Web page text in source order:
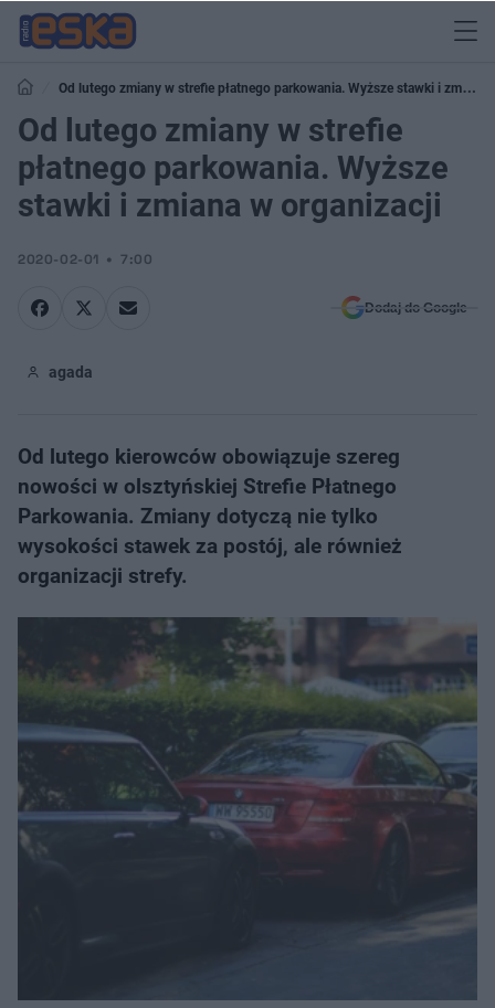
Od lutego zmiany w strefie płatnego parkowania. Wyższe stawki i zmiana
w organizacji
Od lutego zmiany w strefie
płatnego parkowania. Wyższe
stawki i zmiana w organizacji
2020-02-01 7:00
Dodaj do Google
agada
Od lutego kierowców obowiązuje szereg
nowości w olsztyńskiej Strefie Płatnego
Parkowania. Zmiany dotyczą nie tylko
wysokości stawek za postój, ale również
organizacji strefy.